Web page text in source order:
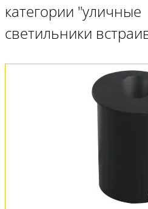
категории "уличные
светильники